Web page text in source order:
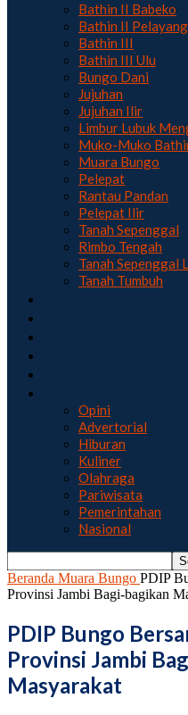
Bathin II Babeko
Bathin II Pelayang
Bathin III
Bathin III Ulu
Bungo Dani
Jujuhan
Jujuhan Ilir
Limbur Lubuk
Muko-Muko
Muara Bungo
Pelepat
Rantau Pandan
Pelepat Ilir
Tanah Sepenggal
Rimbo Tengah
Tanah Sepenggal
Tanah Tumbuh
Opini
Advertorial
Hiburan
Kuliner
Olahraga
Pariwisata
Pemerintahan
Nasional
Beranda Muara Bungo PDIP
Provinsi Jambi Bagi-bagikan
PDIP Bungo
Provinsi Jambi
Masyarakat